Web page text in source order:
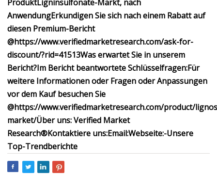
ProduktLigninsulfonate-Markt, nach
AnwendungErkundigen Sie sich nach einem Rabatt auf
diesen Premium-Bericht
@https://www.verifiedmarketresearch.com/ask-for-
discount/?rid=41513Was erwartet Sie in unserem
Bericht?Im Bericht beantwortete Schlüsselfragen:Für
weitere Informationen oder Fragen oder Anpassungen
vor dem Kauf besuchen Sie
@https://www.verifiedmarketresearch.com/product/
market/Über uns: Verified Market
Research®Kontaktiere uns:Email:Webseite:-Unsere
Top-Trendberichte